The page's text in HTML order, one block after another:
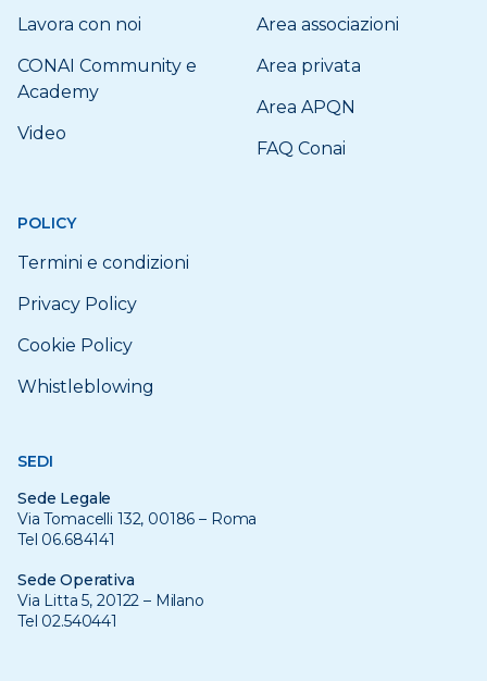
Lavora con noi
CONAI Community e
Academy
Video
Area associazioni
Area privata
Area APQN
FAQ Conai
POLICY
Termini e condizioni
Privacy Policy
Cookie Policy
Whistleblowing
SEDI
Sede Legale
Via Tomacelli 132, 00186 – Roma
Tel 06.684141
Sede Operativa
Via Litta 5, 20122 – Milano
Tel 02.540441